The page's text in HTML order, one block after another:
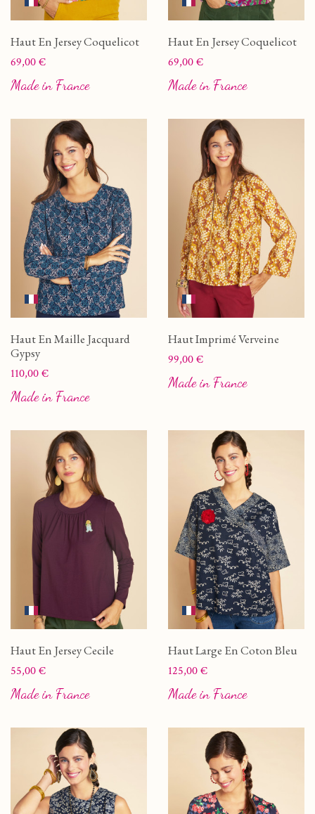
Haut En Jersey Coquelicot
Prix
69,00 €
Made in France
Haut En Jersey Coquelicot
Prix
69,00 €
Made in France
Haut En Maille Jacquard
Gypsy
Prix
110,00 €
Made in France
Haut Imprimé Verveine
Prix
99,00 €
Made in France
Haut En Jersey Cecile
Prix
55,00 €
Made in France
Haut Large En Coton Bleu
Prix
125,00 €
Made in France